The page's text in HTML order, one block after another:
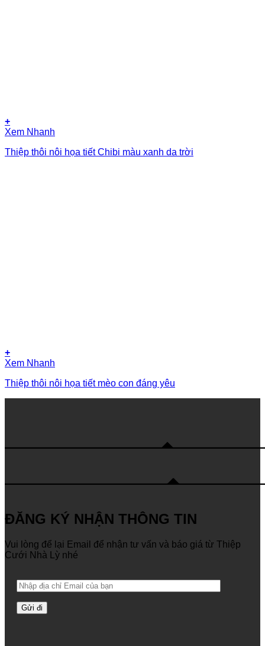
+
Xem Nhanh
Thiệp thôi nôi họa tiết Chibi màu xanh da trời
+
Xem Nhanh
Thiệp thôi nôi họa tiết mèo con đáng yêu
ĐĂNG KÝ NHẬN THÔNG TIN
Vui lòng để lại Email để nhận tư vấn và báo giá từ Thiệp
Cưới Nhà Lỳ nhé